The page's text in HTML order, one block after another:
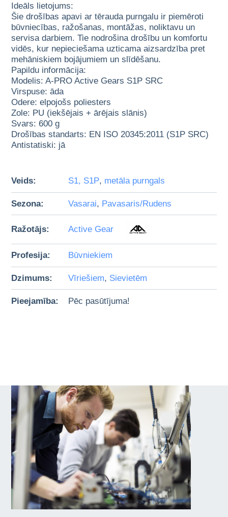
Ideāls lietojums:
Šie drošības apavi ar tērauda purngalu ir piemēroti
būvniecības, ražošanas, montāžas, noliktavu un
servisa darbiem. Tie nodrošina drošību un komfortu
vidēs, kur nepieciešama uzticama aizsardzība pret
mehāniskiem bojājumiem un slīdēšanu.
Papildu informācija:
Modelis: A-PRO Active Gears S1P SRC
Virspuse: āda
Odere: elpojošs poliesters
Zole: PU (iekšējais + ārējais slānis)
Svars: 600 g
Drošības standarts: EN ISO 20345:2011 (S1P SRC)
Antistatiski: jā
Veids: S1, S1P, metāla purngals
Sezona: Vasarai, Pavasaris/Rudens
Ražotājs: Active Gear
Profesija: Būvniekiem
Dzimums: Vīriešiem, Sievietēm
Pieejamība: Pēc pasūtījuma!